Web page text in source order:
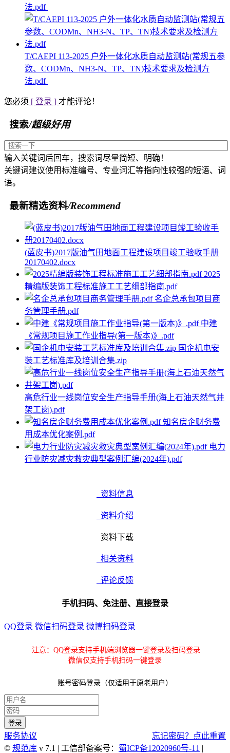
法.pdf
T/CAEPI 113-2025 户外一体化水质自动监测站(常规五参
数、CODMn、NH3-N、TP、TN)技术要求及检测方
法.pdf
您必须 [ 登录 ] 才能评论！
搜索/超级好用
输入关键词后回车，搜索词尽量简短、明确！
关键词建议使用标准编号、专业词汇等指向性较强的短语、词
语。
最新精选资料/Recommend
(蓝皮书)2017版油气田地面工程建设项目竣工验收手册
20170402.docx
2025
精编版装饰工程标准施工工艺细部指南.pdf
名企总承包项目商
务管理手册.pdf
中建
《常规项目施工作业指导(第一版本)》.pdf
国企机电安
装工艺标准库及培训合集.zip
高危行业一线岗位安全生产指导手册(海上石油天然气井
架工岗).pdf
知名房企财务费
用成本优化案例.pdf
电力
行业防灾减灾救灾典型案例汇编(2024年).pdf
资料信息
资料介绍
资料下载
相关资料
评论反馈
手机扫码、免注册、直接登录
QQ登录 微信扫码登录 微博扫码登录
注意：QQ登录支持手机端浏览器一键登录及扫码登录
微信仅支持手机扫码一键登录
账号密码登录（仅适用于原老用户）
服务协议
忘记密码？点此重置
© 规范库 v 7.1 | 工信部备案号： 蜀ICP备12020960号-11 |